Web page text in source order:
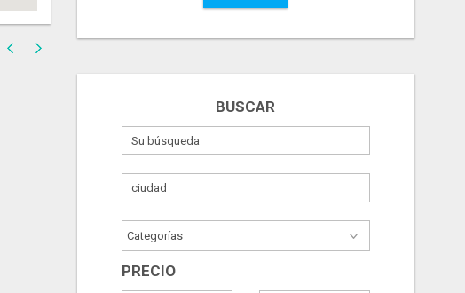
BUSCAR
PRECIO